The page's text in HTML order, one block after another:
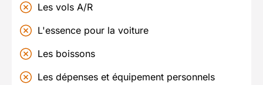
Les vols A/R
L'essence pour la voiture
Les boissons
Les dépenses et équipement personnels